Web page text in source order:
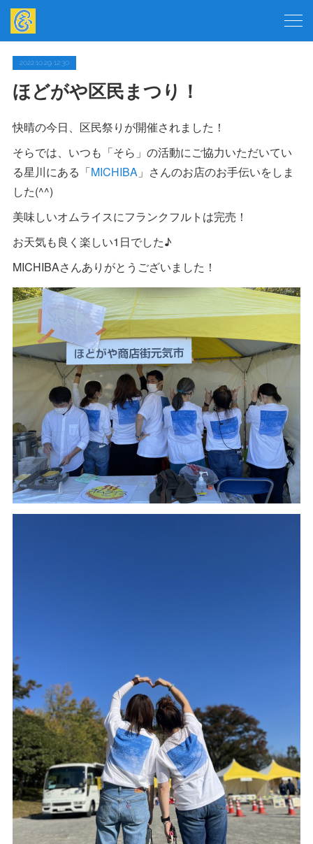
2022.10.29 12:30
ほどがや区民まつり！
快晴の今日、区民祭りが開催されました！
そらでは、いつも「そら」の活動にご協力いただいてい
る星川にある「MICHIBA」さんのお店のお手伝いをしま
した(^^)
美味しいオムライスにフランクフルトは完売！
お天気も良く楽しい1日でした♪
MICHIBAさんありがとうございました！